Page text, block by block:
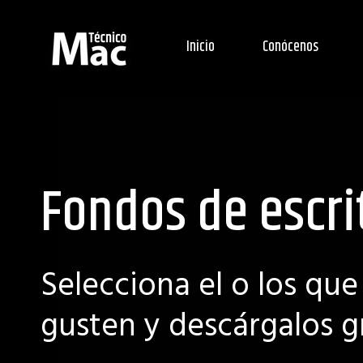
Inicio Conócenos
Fondos de
Selecciona el o los
gusten y descárgalos